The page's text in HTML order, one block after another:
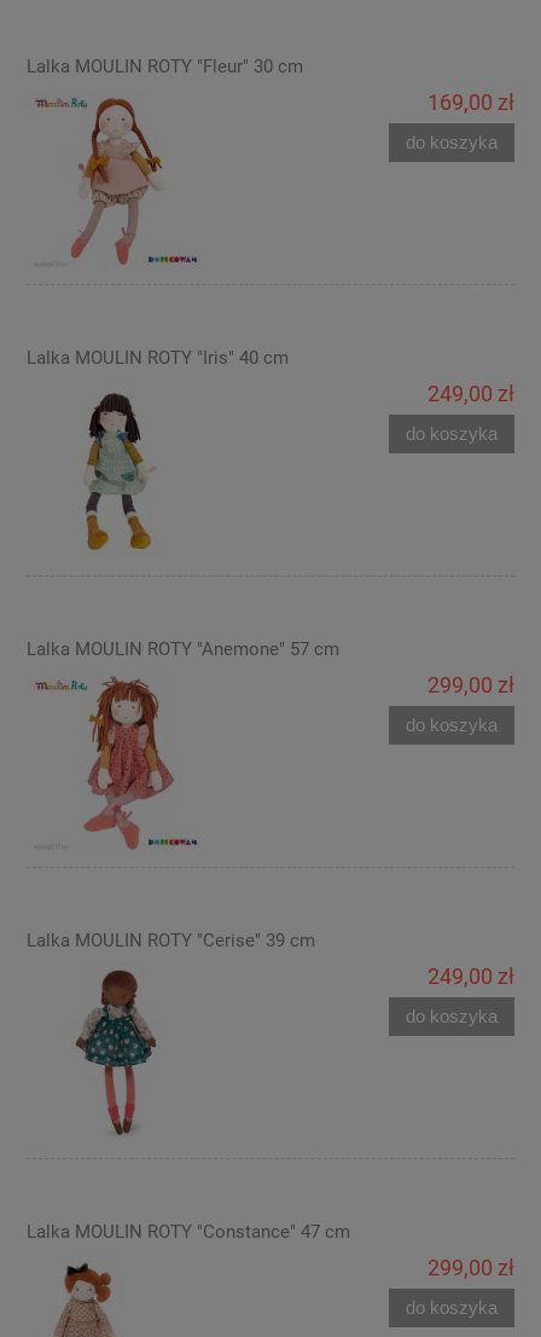
Lalka MOULIN ROTY "Fleur" 30 cm
169,00 zł
do koszyka
Lalka MOULIN ROTY "Iris" 40 cm
249,00 zł
do koszyka
Lalka MOULIN ROTY "Anemone" 57 cm
299,00 zł
do koszyka
Lalka MOULIN ROTY "Cerise" 39 cm
249,00 zł
do koszyka
Lalka MOULIN ROTY "Constance" 47 cm
299,00 zł
do koszyka